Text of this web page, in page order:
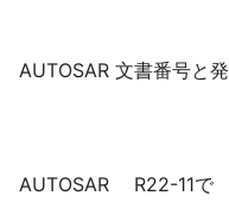
AUTOSAR 文書番号と
AUTOSAR R22-11で